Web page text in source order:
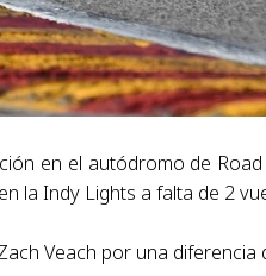
en el autódromo de
la Indy Lights a falta de 2
Veach por una diferencia